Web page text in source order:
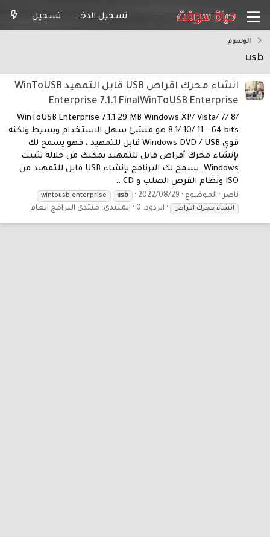
تسجيل الدخول تسجيل
الوسوم
usb
انشاء محرك اقراص USB قابل التمهيد WinToUSB
Enterprise 7.1.1 FinalWinToUSB Enterprise
WinToUSB Enterprise 7.1.1 29 MB Windows XP/ Vista/ 7/ 8/
8.1/ 10/ 11 - 64 bits هو منشئ سهل الاستخدام وبسيط ولكنه
قوي Windows DVD / USB قابل للتمهيد ، فهو يسمح لك
بإنشاء محرك أقراص قابل للتمهيد يمكنك من خلاله تثبيت
Windows. يسمح لك البرنامج بإنشاء USB قابل للتمهيد من
ISO ونظام القرص الصلب و CD...
ناصر الموضوع 2022/08/29
usb
wintousb enterprise
انشاء محرك اقراص
الردود: 0 المنتدى: منتدى البرامج العام